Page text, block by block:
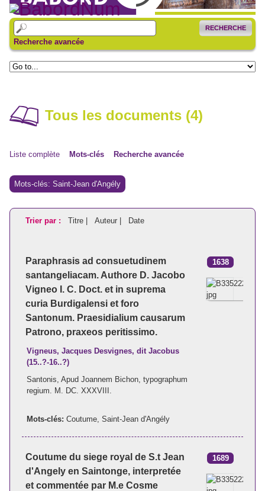
RECHERCHE
Recherche avancée
Tous les documents (4)
Liste complète Mots-clés Recherche avancée
Mots-clés: Saint-Jean d'Angély
Trier par : Titre | Auteur | Date
Paraphrasis ad consuetudinem
santangeliacam. Authore D. Jacobo
Vigneo I. C. Doct. et in suprema
curia Burdigalensi et foro
Santonum. Praesidialium causarum
Patrono, praxeos peritissimo.
1638
Vigneus, Jacques Desvignes, dit Jacobus
(15..?-16..?)
Santonis, Apud Joannem Bichon, typographum
regium. M. DC. XXXVIII.
Mots-clés: Coutume, Saint-Jean d'Angély
Coutume du siege royal de S.t Jean
d'Angely en Saintonge, interpretée
et commentée par M.e Cosme
1689